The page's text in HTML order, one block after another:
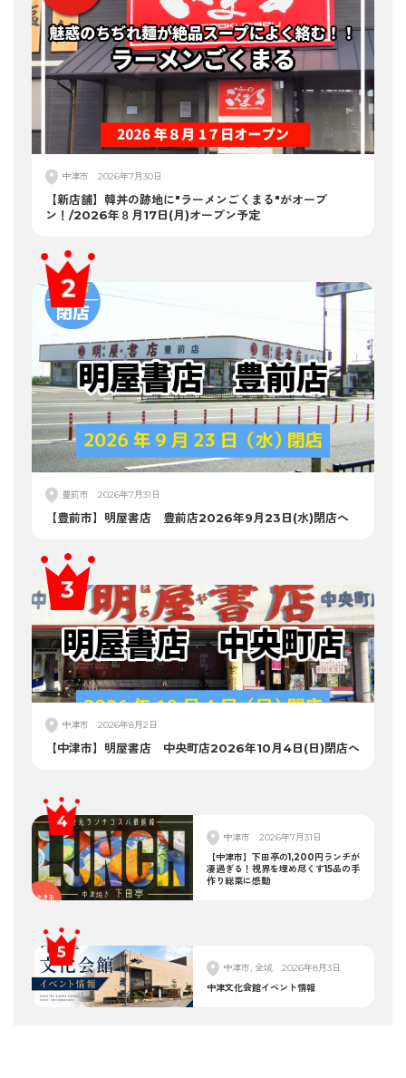
中津市 2026年7月30日
【新店舗】韓丼の跡地に"ラーメンごくまる"がオープ
ン！/2026年８月17日(月)オープン予定
豊前市 2026年7月31日
【豊前市】明屋書店 豊前店2026年9月23日(水)閉店へ
中津市 2026年8月2日
【中津市】明屋書店 中央町店2026年10月4日(日)閉店へ
中津市
2026年7月31日
【中津市】下田亭の1,200円ランチが
凄過ぎる！視界を埋め尽くす15品の手
作り総菜に感動
中津市, 全域
2026年8月3日
中津文化会館イベント情報